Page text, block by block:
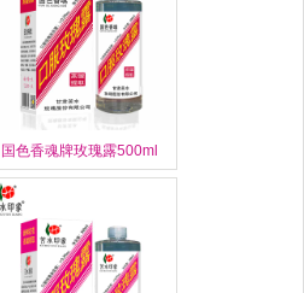
国色香魂牌玫瑰露500ml